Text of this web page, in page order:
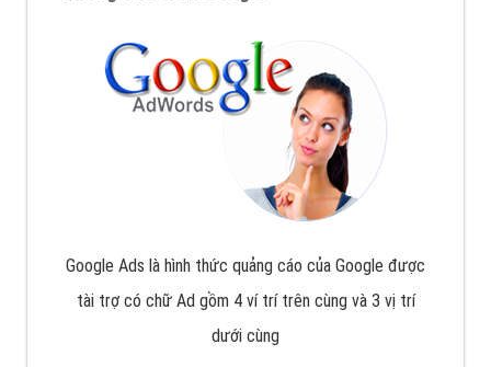
Google Ads là hình thức quảng cáo của Google được
tài trợ có chữ Ad gồm 4 ví trí trên cùng và 3 vị trí
dưới cùng